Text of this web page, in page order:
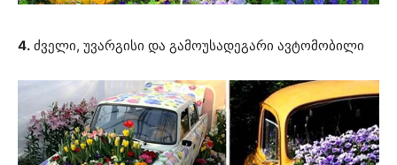
4. ძველი, უვარგისი და გამოუსადეგარი ავტომობილი